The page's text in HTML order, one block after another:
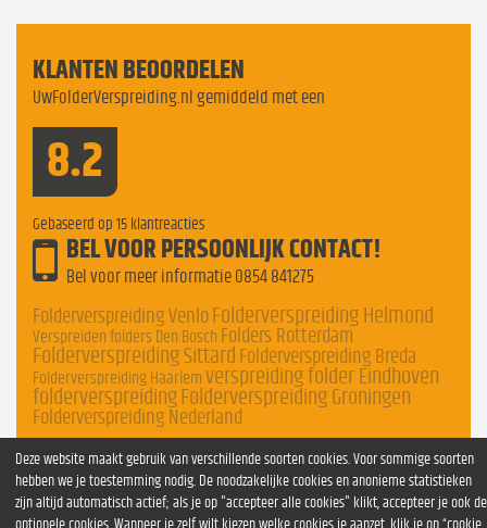
KLANTEN BEOORDELEN
UwFolderVerspreiding.nl gemiddeld met een
8.2
Gebaseerd op 15 klantreacties
BEL VOOR PERSOONLIJK CONTACT!
Bel voor meer informatie 0854 841275
Folderverspreiding Venlo Folderverspreiding Helmond
Verspreiden folders Den Bosch Folders Rotterdam
Folderverspreiding Sittard Folderverspreiding Breda
Folderverspreiding Haarlem verspreiding folder Eindhoven
folderverspreidingFolderverspreiding Groningen
Folderverspreiding Nederland
Deze website maakt gebruik van verschillende soorten cookies. Voor sommige soorten
hebben we je toestemming nodig. De noodzakelijke cookies en anonieme statistieken
zijn altijd automatisch actief; als je op "accepteer alle cookies" klikt, accepteer je ook de
optionele cookies. Wanneer je zelf wilt kiezen welke cookies je aanzet, klik je op “cookie